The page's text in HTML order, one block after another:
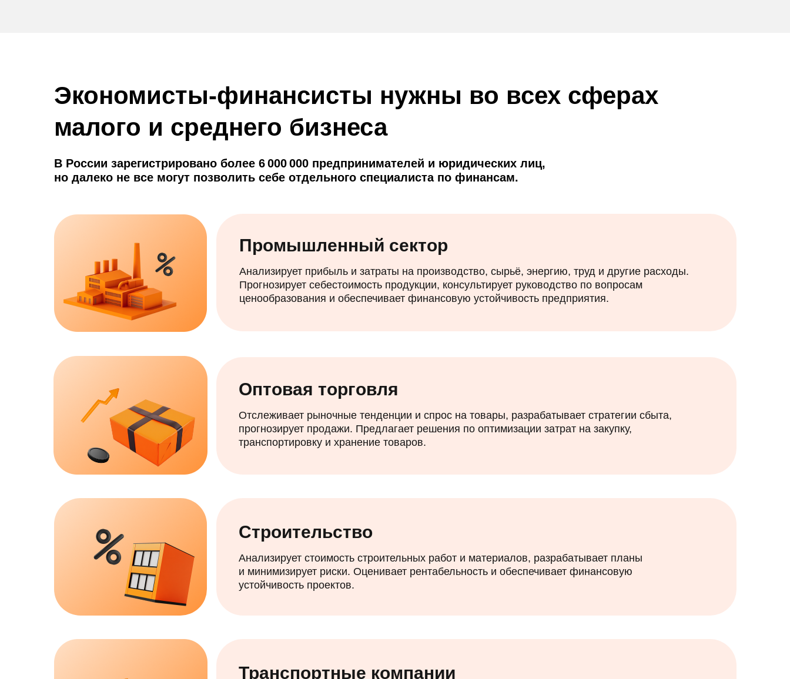
Экономисты-финансисты нужны во всех сферах
малого и среднего бизнеса
В России зарегистрировано более 6 000 000 предпринимателей и юридических лиц,
но далеко не все могут позволить себе отдельного специалиста по финансам.
Строительство
Анализирует стоимость строительных работ и материалов, разрабатывает планы
и минимизирует риски. Оценивает рентабельность и обеспечивает финансовую
устойчивость проектов.
Оптовая торговля
Отслеживает рыночные тенденции и спрос на товары, разрабатывает стратегии сбыта,
прогнозирует продажи. Предлагает решения по оптимизации затрат на закупку,
транспортировку и хранение товаров.
Транспортные компании
Промышленный сектор
Анализирует прибыль и затраты на производство, сырьё, энергию, труд и другие расходы.
Прогнозирует себестоимость продукции, консультирует руководство по вопросам
ценообразования и обеспечивает финансовую устойчивость предприятия.